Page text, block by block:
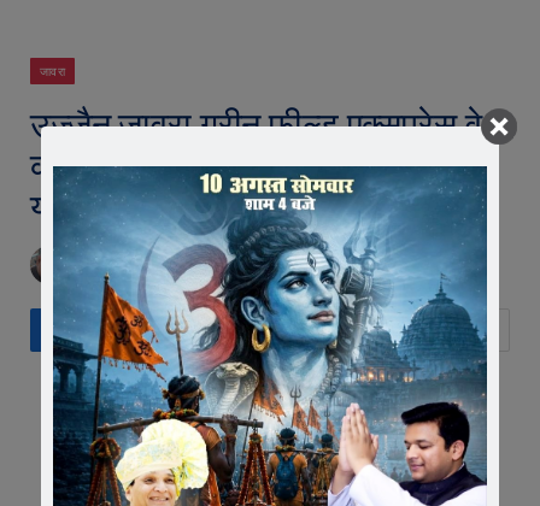
जावरा
उज्जैन जावरा ग्रीन फील्ड एक्सप्रेस वे
को लेकर सांसद गुप्ता ने मुख्यमंत्री डॉ
यादव को लिखा पत्र
BY EDITOR FEBRUARY 2, 2025 NO COMMENTS